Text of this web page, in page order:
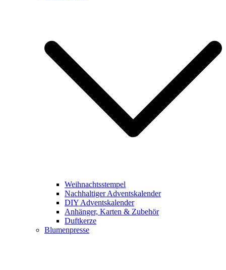
Weihnachtsstempel
Nachhaltiger Adventskalender
DIY Adventskalender
Anhänger, Karten & Zubehör
Duftkerze
Blumenpresse